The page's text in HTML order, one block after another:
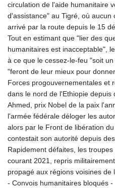
circulation de l'aide humanitaire
d'assistance" au Tigré, où
arrivé par la route depuis le 15
Tout en estimant que "lier des
humanitaires est inacceptable",
à ce que le cessez-le-feu "soit
"feront de leur mieux pour
Forces progouvernementales et
dans le nord de l'Ethiopie depuis
Ahmed, prix Nobel de la paix
l'armée fédérale déloger les
alors par le Front de libération
contestait son autorité depuis des
Rapidement défaites, les
courant 2021, repris
propagé aux régions voisines de
- Convois humanitaires bloqués -